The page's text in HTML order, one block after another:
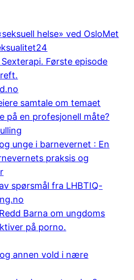
helse» ved OsloMet
Første episode
samtale om temaet
på en profesjonell måte?
unge i barnevernet : En
praksis og
spørsmål fra LHBTIQ-
Barna om ungdoms
på porno.
annen vold i nære